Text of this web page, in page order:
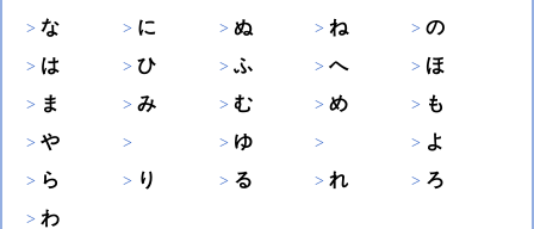
な
に ぬ ね
の
は
ひ ふ へ
ほ
ま
み む め
も
や
ゆ
よ
ら
り る れ
ろ
わ